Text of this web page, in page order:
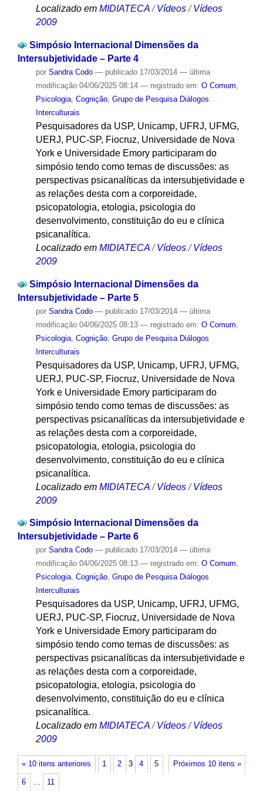
Localizado em MIDIATECA /Vídeos /Vídeos
2009
Simpósio Internacional Dimensões da
Intersubjetividade – Parte 4
por Sandra Codo — publicado17/03/2014 — última
modificação04/06/2025 08:14 — registrado em: O Comum
Psicologia, Cognição, Grupo de Pesquisa Diálogos
Interculturais
Pesquisadores da USP, Unicamp, UFRJ, UFMG,
UERJ, PUC-SP, Fiocruz, Universidade de Nova
York e Universidade Emory participaram do
simpósio tendo como temas de discussões: as
perspectivas psicanalíticas da intersubjetividade e
as relações desta com a corporeidade,
psicopatologia, etologia, psicologia do
desenvolvimento, constituição do eu e clínica
psicanalítica.
Localizado em MIDIATECA /Vídeos /Vídeos
2009
Simpósio Internacional Dimensões da
Intersubjetividade – Parte 5
por Sandra Codo — publicado17/03/2014 — última
modificação04/06/2025 08:13 — registrado em: O Comum
Psicologia, Cognição, Grupo de Pesquisa Diálogos
Interculturais
Pesquisadores da USP, Unicamp, UFRJ, UFMG,
UERJ, PUC-SP, Fiocruz, Universidade de Nova
York e Universidade Emory participaram do
simpósio tendo como temas de discussões: as
perspectivas psicanalíticas da intersubjetividade e
as relações desta com a corporeidade,
psicopatologia, etologia, psicologia do
desenvolvimento, constituição do eu e clínica
psicanalítica.
Localizado em MIDIATECA /Vídeos /Vídeos
2009
Simpósio Internacional Dimensões da
Intersubjetividade – Parte 6
por Sandra Codo — publicado17/03/2014 — última
modificação04/06/2025 08:13 — registrado em: O Comum,
Psicologia, Cognição, Grupo de Pesquisa Diálogos
Interculturais
Pesquisadores da USP, Unicamp, UFRJ, UFMG,
UERJ, PUC-SP, Fiocruz, Universidade de Nova
York e Universidade Emory participaram do
simpósio tendo como temas de discussões: as
perspectivas psicanalíticas da intersubjetividade e
as relações desta com a corporeidade,
psicopatologia, etologia, psicologia do
desenvolvimento, constituição do eu e clínica
psicanalítica.
Localizado em MIDIATECA /Vídeos /Vídeos
2009
« 10 itens anteriores Próximos 10 itens »
1 2 3 4 5
6 … 11